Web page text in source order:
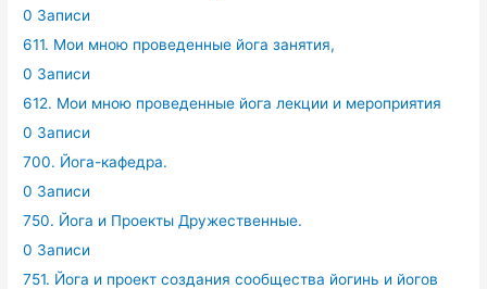
0 Записи
611. Мои мною проведенные йога занятия,
0 Записи
612. Мои мною проведенные йога лекции и мероприятия
0 Записи
700. Йога-кафедра.
0 Записи
750. Йога и Проекты Дружественные.
0 Записи
751. Йога и проект создания сообщества йогинь и йогов